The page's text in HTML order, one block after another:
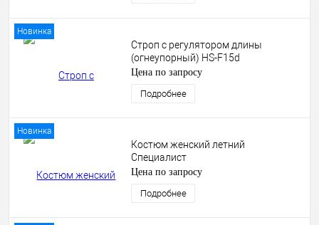
Новинка
Строп с регулятором длины
(огнеупорный) HS-F15d
Цена по запросу
Подробнее
Новинка
Костюм женский летний
Специалист
Цена по запросу
Подробнее